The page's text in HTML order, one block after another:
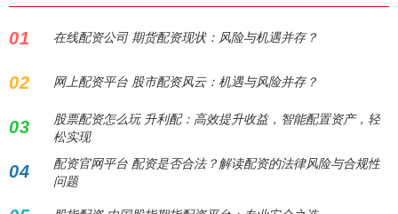
01 在线配资公司 期货配资现状：风险与机遇并存？
02 网上配资平台 股市配资风云：机遇与风险并存？
03
股票配资怎么玩 升利配：高效提升收益，智能配置资产，轻
松实现
04
配资官网平台 配资是否合法？解读配资的法律风险与合规性
问题